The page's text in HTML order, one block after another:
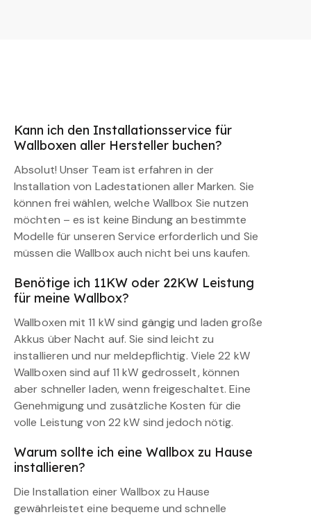
Kann ich den Installationsservice für
Wallboxen aller Hersteller buchen?
Absolut! Unser Team ist erfahren in der
Installation von Ladestationen aller Marken. Sie
können frei wählen, welche Wallbox Sie nutzen
möchten – es ist keine Bindung an bestimmte
Modelle für unseren Service erforderlich und Sie
müssen die Wallbox auch nicht bei uns kaufen.
Benötige ich 11KW oder 22KW Leistung
für meine Wallbox?
Wallboxen mit 11 kW sind gängig und laden große
Akkus über Nacht auf. Sie sind leicht zu
installieren und nur meldepflichtig. Viele 22 kW
Wallboxen sind auf 11 kW gedrosselt, können
aber schneller laden, wenn freigeschaltet. Eine
Genehmigung und zusätzliche Kosten für die
volle Leistung von 22 kW sind jedoch nötig.
Warum sollte ich eine Wallbox zu Hause
installieren?
Die Installation einer Wallbox zu Hause
gewährleistet eine bequeme und schnelle